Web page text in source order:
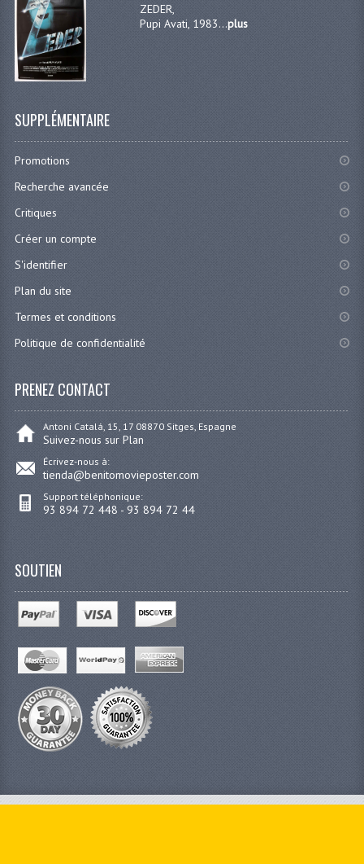
ZEDER,
Pupi Avati, 1983...plus
SUPPLÉMENTAIRE
Promotions
Recherche avancée
Critiques
Créer un compte
S'identifier
Plan du site
Termes et conditions
Politique de confidentialité
PRENEZ CONTACT
Antoni Catalá, 15, 17 08870 Sitges, Espagne
Suivez-nous sur Plan
Écrivez-nous à:
tienda@benitomovieposter.com
Support téléphonique:
93 894 72 448 - 93 894 72 44
SOUTIEN